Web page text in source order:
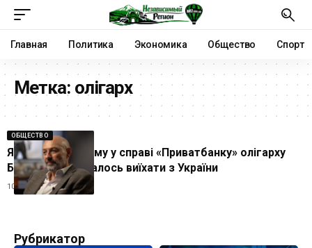
Главная Политика Экономика Общество Спорт
Метка: олігарх
ОБЩЕСТВО
Як підозрюваному у справі «Приватбанку» олігарху
Боголюбову вдалось виїхати з України
10.07.2024
Рубрикатор